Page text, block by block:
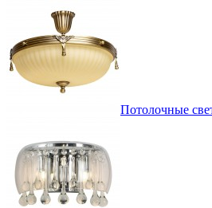
Потолочные